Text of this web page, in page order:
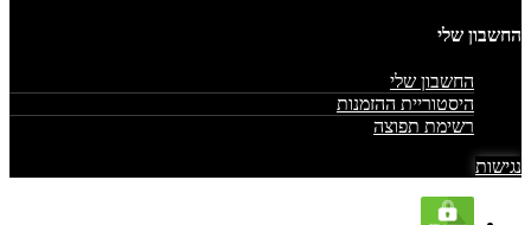
החשבון שלי
החשבון שלי
היסטוריית ההזמנות
רשימת תפוצה
נגישות